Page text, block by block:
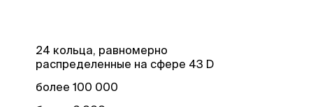
24 кольца, равномерно
распределенные на сфере 43 D
более 100 000